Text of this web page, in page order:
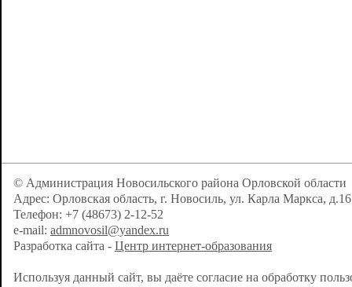
© Администрация Новосильского района Орловской области
Адрес: Орловская область, г. Новосиль, ул. Карла Маркса, д.16
Телефон: +7 (48673) 2-12-52
e-mail: admnovosil@yandex.ru
Разработка сайта - Центр интернет-образования
Используя данный сайт, вы даёте согласие на обработку